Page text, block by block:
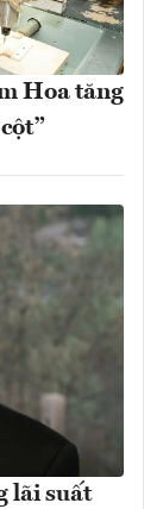
Hoa tăng
lãi suất